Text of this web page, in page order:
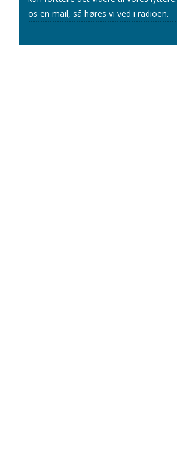
os en mail, så høres vi ved i radioen.